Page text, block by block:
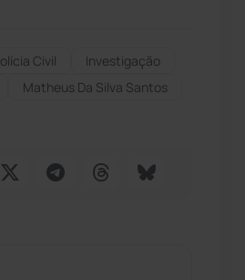
Civil
Investigação
Matheus Da Silva Santos